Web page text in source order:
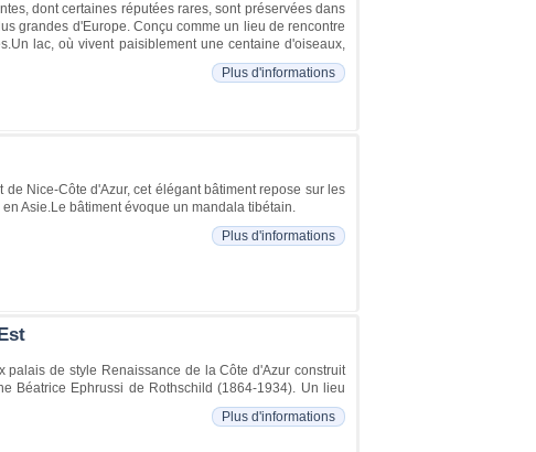
dont certaines réputées rares, sont préservées dans
grandes d'Europe. Conçu comme un lieu de rencontre
lac, où vivent paisiblement une centaine d'oiseaux,
Plus d'informations
Nice-Côte d'Azur, cet élégant bâtiment repose sur les
Asie.Le bâtiment évoque un mandala tibétain.
Plus d'informations
de style Renaissance de la Côte d'Azur construit
Béatrice Ephrussi de Rothschild (1864-1934). Un lieu
Plus d'informations